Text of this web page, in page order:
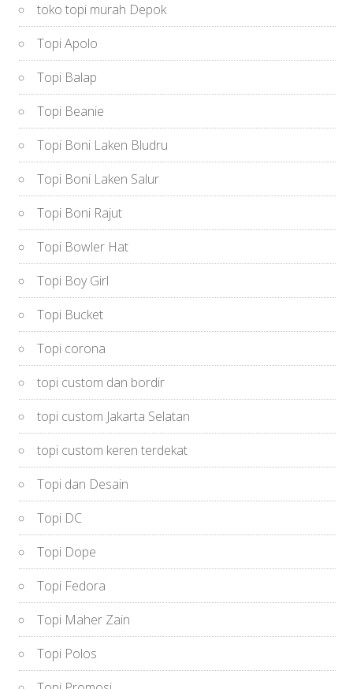
toko topi murah Depok
Topi Apolo
Topi Balap
Topi Beanie
Topi Boni Laken Bludru
Topi Boni Laken Salur
Topi Boni Rajut
Topi Bowler Hat
Topi Boy Girl
Topi Bucket
Topi corona
topi custom dan bordir
topi custom Jakarta Selatan
topi custom keren terdekat
Topi dan Desain
Topi DC
Topi Dope
Topi Fedora
Topi Maher Zain
Topi Polos